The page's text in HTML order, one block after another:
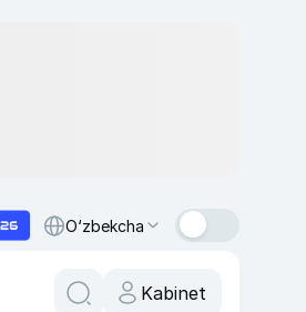
O‘zbekcha
Kabinet